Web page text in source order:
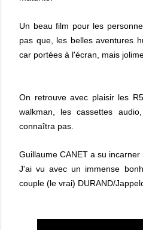
Un beau film pour les
pas que, les belles aventures
car portées à l'écran, mais
On retrouve avec plaisir les
walkman, les cassettes
connaîtra pas.
Guillaume CANET a su incarner
J'ai vu avec un immense
couple (le vrai) DURAND/